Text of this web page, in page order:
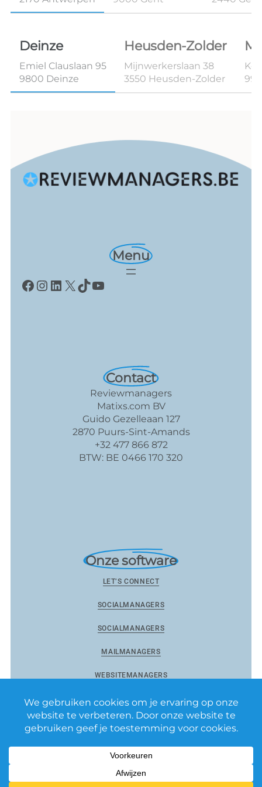
Deinze
Emiel Clauslaan 95
9800 Deinze
Heusden-Zolder
Mijnwerkerslaan 38
3550 Heusden-Zolder
Menu
Facebook
Instagram
LinkedIn
X TikTok
YouTube
Contact
Reviewmanagers
Matixs.com BV
Guido Gezelleaan 127
2870 Puurs-Sint-Amands
+32 477 866 872
BTW: BE 0466 170 320
Onze software
LET’S CONNECT
SOCIALMANAGERS
SOCIALMANAGERS
MAILMANAGERS
WEBSITEMANAGERS
Reviewmanagers by Matixs.com BV